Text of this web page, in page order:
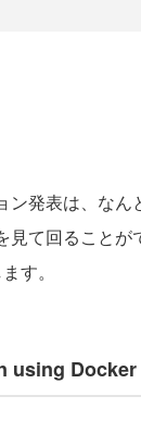
発表は、な
見て回ること
す。
Docker